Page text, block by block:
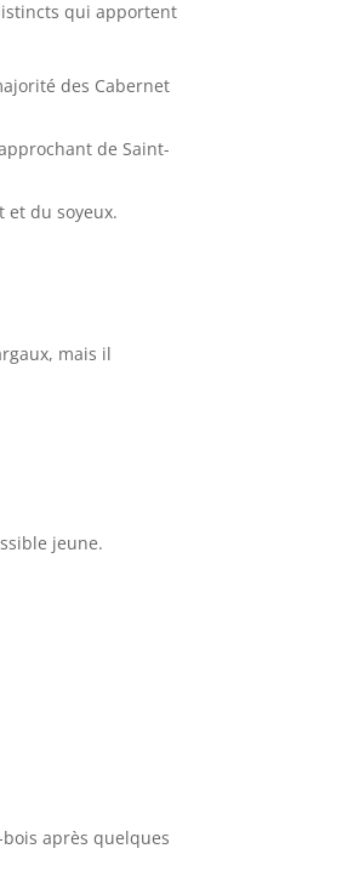
qui apportent
des Cabernet
de Saint-
du soyeux.
mais il
jeune.
après quelques